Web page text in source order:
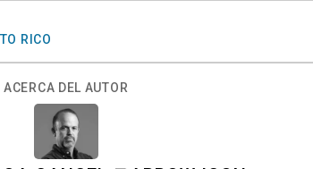
RICO
ACERCA DEL AUTOR